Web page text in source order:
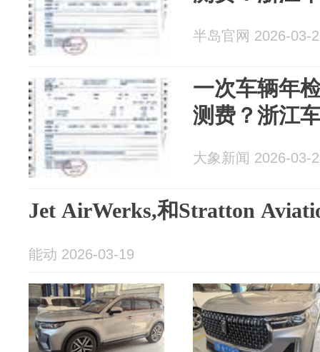
半岛官网 2026-03-
一次车辆年
测费？浙江
大象新闻 2026-03-
Jet AirWerks,和Stratton
能动 2026-03-19